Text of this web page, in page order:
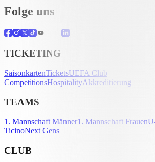
Folge uns
TICKETING
SaisonkartenTicketsUEFA Club
CompetitionsHospitalityAkkreditierung
TEAMS
1. Mannschaft Männer1. Mannschaft Frauen
TicinoNext Gens
CLUB